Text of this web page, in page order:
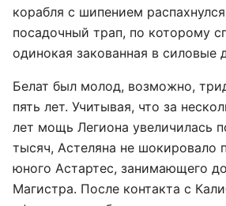
корабля с шипением
посадочный трап, по которому
одинокая закованная в силовые
Белат был молод, возможно,
пять лет. Учитывая, что за
лет мощь Легиона увеличилась
тысяч, Астеляна не шокировало
юного Астартес, занимающего
Магистра. После контакта с